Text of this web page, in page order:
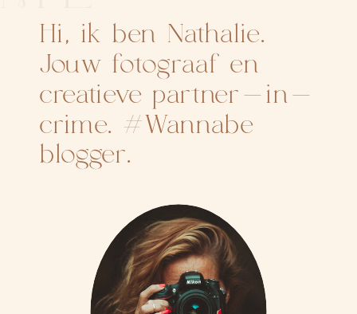
Hi, ik ben Nathalie.
Jouw fotograaf en
creatieve partner-in-
crime. #Wannabe
blogger.